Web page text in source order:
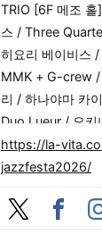
TRIO [6F 메조
스 / Three
히요리 베이비스
MMK + G-crew /
리 / 하나야마 카
Duo Lueur / 오키
미 다자이 유리
시와 타카시 /
야 퀸텟 / FOOL
https://la-
jazzfesta2026/